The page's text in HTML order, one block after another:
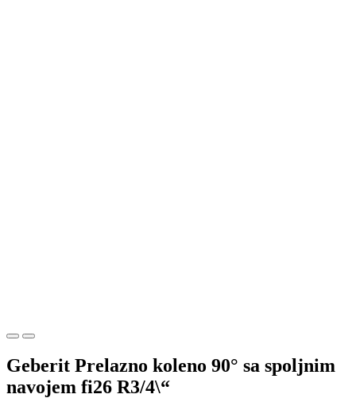
Geberit Prelazno koleno 90° sa spoljnim
navojem fi26 R3/4\“